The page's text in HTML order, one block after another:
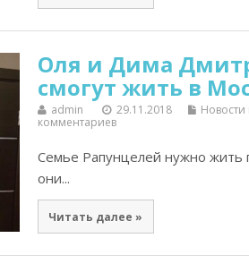
Оля и Дима
смогут жить в
admin 29.11.2018 Новости
комментариев
Семье Рапунцелей нужно жить
они...
Читать далее »